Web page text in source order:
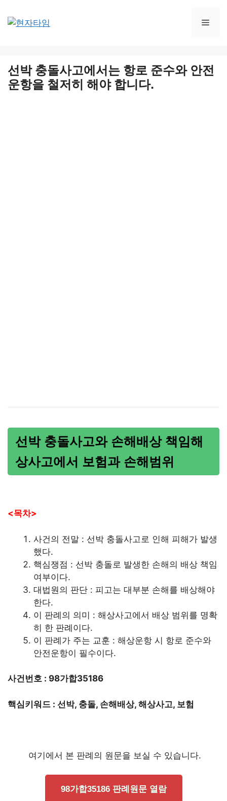
선박 충돌사고에서는 항로 준수와 안전
운항을 철저히 해야 합니다.
선박 충돌사고와 손해배상 책임해
상사고에서 보험과 손해범위
<목차>
사건의 전말 : 선박 충돌사고로 인해 피해가 발생
했다.
핵심쟁점 : 선박 충돌로 발생한 손해의 배상 책임
여부이다.
대법원의 판단 : 피고는 대부분 손해를 배상해야
한다.
이 판례의 의미 : 해상사고에서 배상 범위를 명확
히 한 판례이다.
이 판례가 주는 교훈 : 해상운항 시 항로 준수와
안전운항이 필수이다.
사건번호 : 98가합35186
핵심키워드 : 선박, 충돌, 손해배상, 해상사고, 보험
여기에서 본 판례의 원문을 보실 수 있습니다.
98가합35186 판례원문 열람